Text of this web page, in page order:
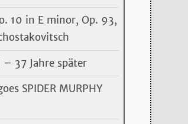
10 in E minor, Op. 93,
– 37 Jahre später
SPIDER MURPHY